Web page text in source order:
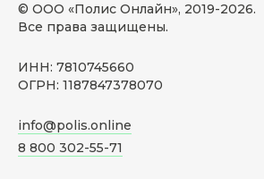
© ООО «Полис Онлайн», 2019-2026.
Все права защищены.
ИНН: 7810745660
ОГРН: 1187847378070
info@polis.online
8 800 302-55-71